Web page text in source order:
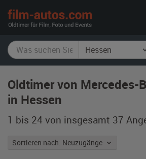
Oldtimer von Mercedes-
in Hessen
1 bis 24 von insgesamt 37
Sortieren nach: Neuzugänge